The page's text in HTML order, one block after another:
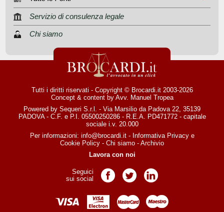
Servizio di consulenza legale
Chi siamo
Tutti i diritti riservati - Copyright © Brocardi.it 2003-2026
Concept & content by Avv. Manuel Tropea
Powered by Sequeri S.r.l. - Via Marsilio da Padova 22, 35139
PADOVA - C.F. e P.I. 05500250286 - R.E.A. PD471772 - capitale
sociale i.v. 20.000
Per informazioni: info@brocardi.it- Informativa Privacye
Cookie Policy - Chi siamo - Archivio
Lavora con noi
Seguici
sui social
Pagina Facebook
Pagina TwitterPagina LinkedIn